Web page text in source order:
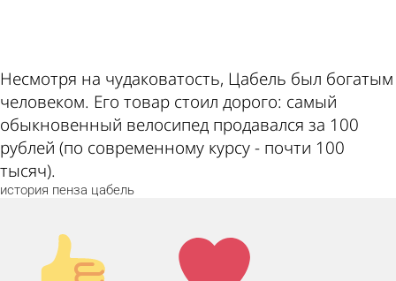
Несмотря на чудаковатость, Цабель был богатым
человеком. Его товар стоил дорого: самый
обыкновенный велосипед продавался за 100
рублей (по современному курсу - почти 100
тысяч).
история пенза цабель
Палец
вверх!
Лайк!